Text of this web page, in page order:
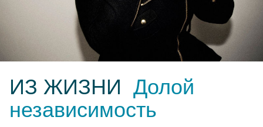
ИЗ ЖИЗНИ Долой
независимость